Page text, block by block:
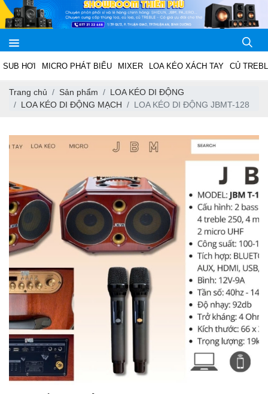
SUB HƠI MICRO PHÁT BIỂU MIXER LOA KÉO XÁCH TAY CỦ
Trang chủ Sản phẩm
LOA KÉO DI ĐỘNG
LOA KÉO DI ĐỘNG MẠCH
LOA KÉO DI ĐỘNG JBMT-128